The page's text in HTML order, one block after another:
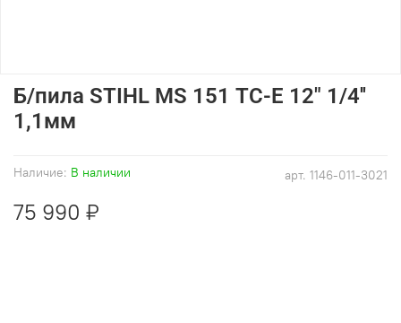
арт. 1146-011-3021
Наличие: В наличии
Б/пила STIHL MS 151 ТC-E 12" 1/4''
1,1мм
75 990 ₽